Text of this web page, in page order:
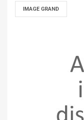
IMAGE GRAND